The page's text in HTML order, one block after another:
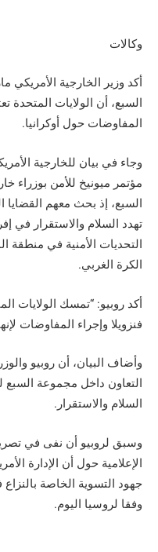
وكالات
أكد وزير الخارجية
السبع، أن الولايات
المفاوضات حول أوكرانيا.
وجاء في بيان للخارجية
مؤتمر ميونيخ للأمن بوزراء
السبع، إذ بحث معهم القضايا
تهدد السلام والاستقرار في
التحديات الأمنية في
الكرة الغربي.
أكد روبيو: “تمسك الولايات
فنزويلا وإجراء المفاوضات
وأضاف البيان، أن روبيو
التعاون داخل مجموعة السبع
السلام والاستقرار.
وسبق لروبيو أن نفى في
الإعلامية حول أن الإدارة
جهود التسوية الخاصة بالنزاع
وفقا لروسيا اليوم.